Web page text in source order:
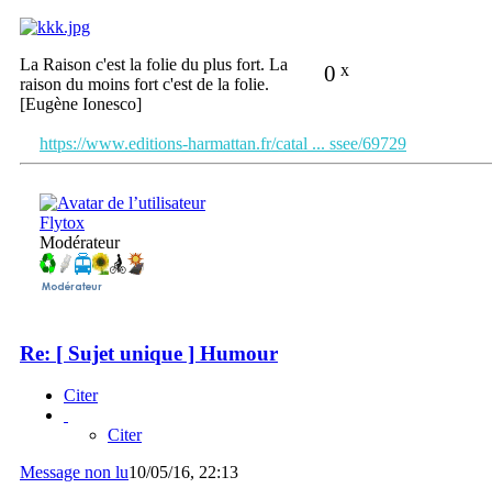
0 x
La Raison c'est la folie du plus fort. La
raison du moins fort c'est de la folie.
[Eugène Ionesco]
https://www.editions-harmattan.fr/catal ... ssee/69729
Flytox
Modérateur
Re: [ Sujet unique ] Humour
Citer
Citer
Message non lu10/05/16, 22:13